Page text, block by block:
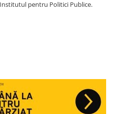
pentru Politici Publice.